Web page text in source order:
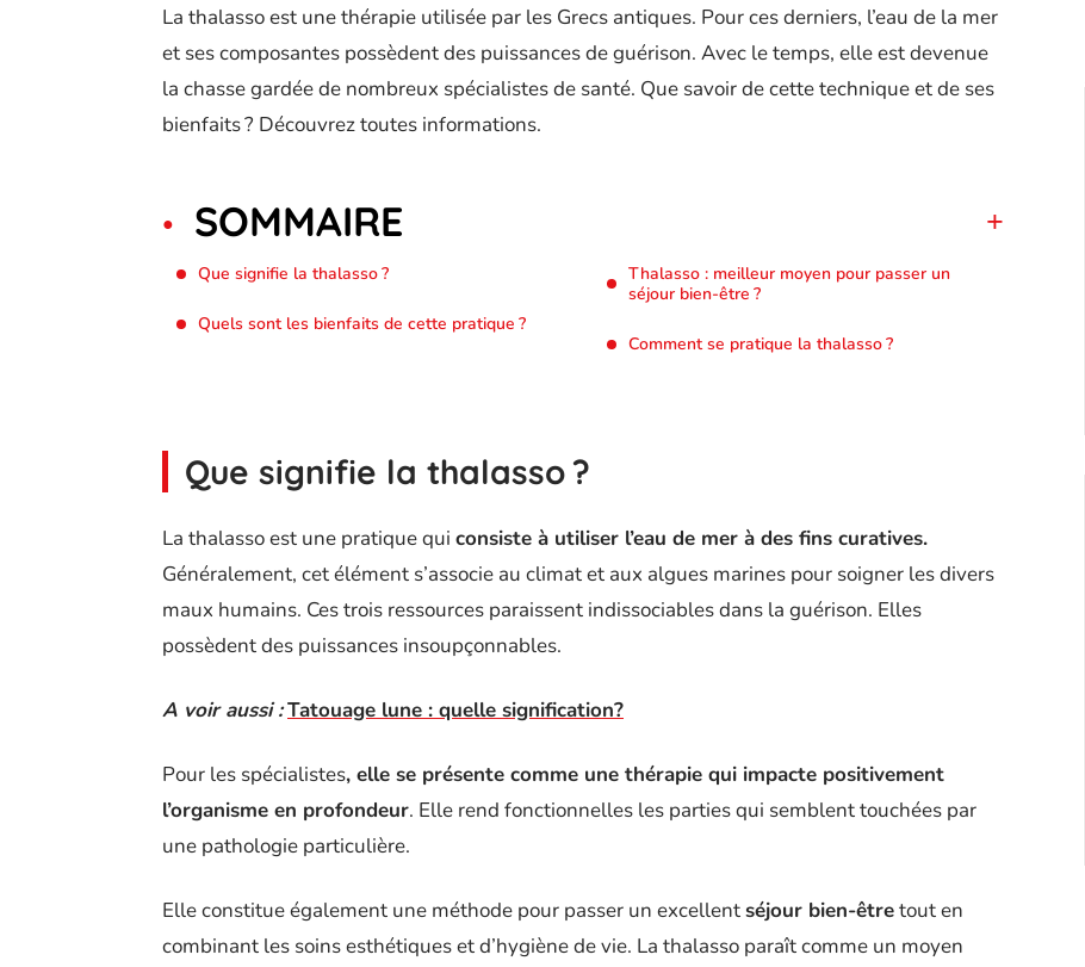
La thalasso est une thérapie utilisée par les Grecs antiques. Pour ces derniers, l’eau de la mer
et ses composantes possèdent des puissances de guérison. Avec le temps, elle est devenue
la chasse gardée de nombreux spécialistes de santé. Que savoir de cette technique et de ses
bienfaits ? Découvrez toutes informations.
SOMMAIRE
Que signifie la thalasso ?
Quels sont les bienfaits de cette pratique ?
Thalasso : meilleur moyen pour passer un
séjour bien-être ?
Comment se pratique la thalasso ?
Que signifie la thalasso ?
La thalasso est une pratique qui consiste à utiliser l’eau de mer à des fins curatives.
Généralement, cet élément s’associe au climat et aux algues marines pour soigner les divers
maux humains. Ces trois ressources paraissent indissociables dans la guérison. Elles
possèdent des puissances insoupçonnables.
A voir aussi :Tatouage lune : quelle signification?
Pour les spécialistes, elle se présente comme une thérapie qui impacte positivement
l’organisme en profondeur. Elle rend fonctionnelles les parties qui semblent touchées par
une pathologie particulière.
Elle constitue également une méthode pour passer un excellentséjour bien-êtretout en
combinant les soins esthétiques et d’hygiène de vie. La thalasso paraît comme un moyen